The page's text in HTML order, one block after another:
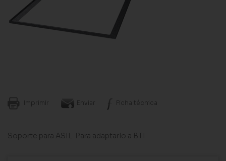
Imprimir Enviar Ficha técnica
Soporte para ASIL. Para adaptarlo a BTI